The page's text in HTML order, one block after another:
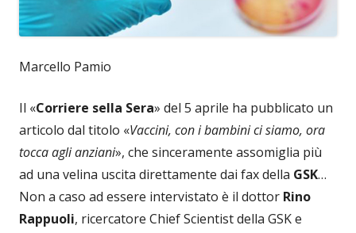
Marcello Pamio
Il «Corriere sella Sera» del 5 aprile ha pubblicato un
articolo dal titolo «Vaccini, con i bambini ci siamo, ora
tocca agli anziani», che sinceramente assomiglia più
ad una velina uscita direttamente dai fax della GSK…
Non a caso ad essere intervistato è il dottor Rino
Rappuoli, ricercatore Chief Scientist della GSK e